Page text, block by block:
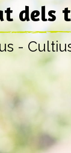
dels
-